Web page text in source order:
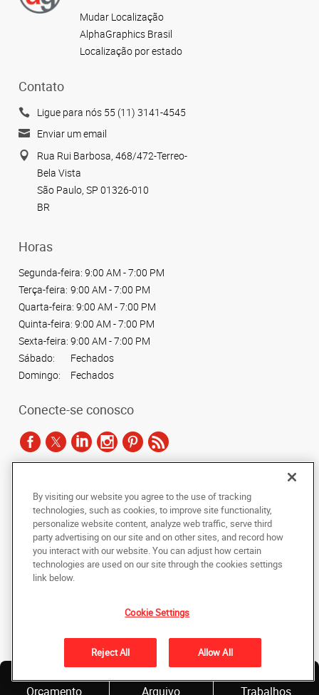
Orçamento
Arquivo
Trabalhos
Mudar Localização
AlphaGraphics Brasil
Localização por estado
Contato
Ligue para nós 55 (11) 3141-4545
Enviar um email
Rua Rui Barbosa, 468/472-Terreo-
Bela Vista
São Paulo, SP 01326-010
BR
Horas
Segunda-feira: 9:00 AM - 7:00 PM
Terça-feira: 9:00 AM - 7:00 PM
Quarta-feira: 9:00 AM - 7:00 PM
Quinta-feira: 9:00 AM - 7:00 PM
Sexta-feira: 9:00 AM - 7:00 PM
Sábado:
Fechados
Domingo:
Fechados
Conecte-se conosco
Copyright © 2024 AlphaGraphics Printshops do Brasil. Todos os direitos
reservados.
Rua Rui Barbosa, 468/472-Terreo-, Bela Vista
De volta ao topo
Política de Privacidade
copiada, fotocopiada, reproduzida, traduzida ou reduzida a qualquer meio
eletrônico ou forma legível por máquina, no todo ou em parte, sem o
consentimento prévio por escrito da AlphaGraphics Brasil.
By visiting our website you agree to the use of tracking
technologies, such as cookies, to improve site functionality,
personalize website content, analyze web traffic, serve third
party advertising on our site and on other sites, and record how
you interact with our website. You can adjust how certain
technologies are used on our site through the cookies settings
link below.
Cookie Settings
Reject All Allow All